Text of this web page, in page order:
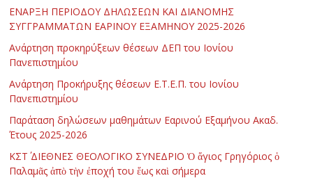
ΕΝΑΡΞΗ ΠΕΡΙΟΔΟΥ ΔΗΛΩΣΕΩΝ ΚΑΙ ΔΙΑΝΟΜΗΣ
ΣΥΓΓΡΑΜΜΑΤΩΝ ΕΑΡΙΝΟΥ ΕΞΑΜΗΝΟΥ 2025-2026
Ανάρτηση προκηρύξεων θέσεων ΔΕΠ του Ιονίου
Πανεπιστημίου
Ανάρτηση Προκήρυξης θέσεων Ε.Τ.Ε.Π. του Ιονίου
Πανεπιστημίου
Παράταση δηλώσεων μαθημάτων Εαρινού Εξαμήνου Ακαδ.
Έτους 2025-2026
ΚΣΤ΄ ΔΙΕΘΝΕΣ ΘΕΟΛΟΓΙΚΟ ΣΥΝΕΔΡΙΟ Ὁ ἅγιος Γρηγόριος ὁ
Παλαμᾶς ἀπὸ τὴν ἐποχή του ἕως καὶ σήμερα